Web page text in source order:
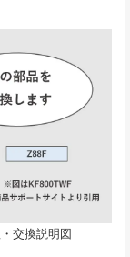
交換説明図